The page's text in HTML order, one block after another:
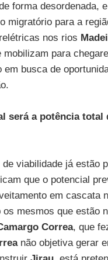
forma desordenada,
migratório para a
nos rios
para
busca de
será a potência total
viabilidade já estão
que o potencial
em cascata
mesmos que estão
Correa, que
não objetiva gerar